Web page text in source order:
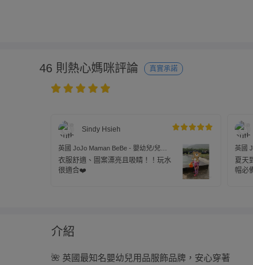
46 則熱心媽咪評論 真實承諾
Sindy Hsieh
英國 JoJo Maman BeBe - 嬰幼兒/兒童
兩件式防曬泳裝-紅鶴
衣服舒適、圖案漂亮且吸睛！！玩水
很適合❤️
英國
兩件
夏天
帽必
介紹
🌺 英國最知名嬰幼兒用品服飾品牌，安心穿著